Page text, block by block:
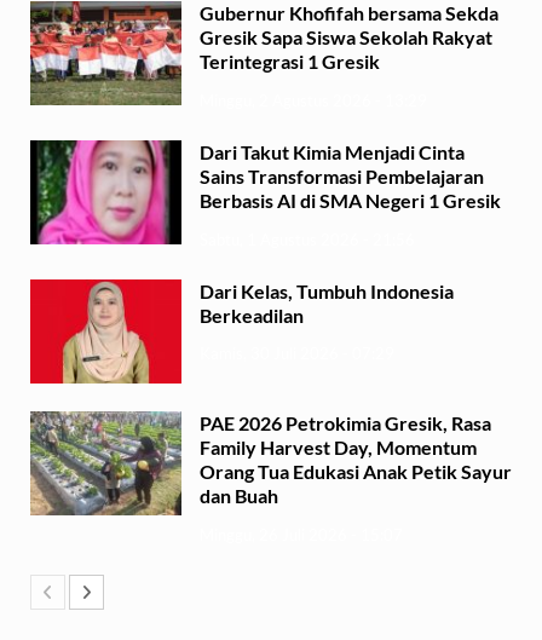
Gubernur Khofifah bersama Sekda
Gresik Sapa Siswa Sekolah Rakyat
Terintegrasi 1 Gresik
Dari Takut Kimia Menjadi Cinta
Sains Transformasi Pembelajaran
Berbasis AI di SMA Negeri 1 Gresik
Dari Kelas, Tumbuh Indonesia
Berkeadilan
PAE 2026 Petrokimia Gresik, Rasa
Family Harvest Day, Momentum
Orang Tua Edukasi Anak Petik Sayur
dan Buah